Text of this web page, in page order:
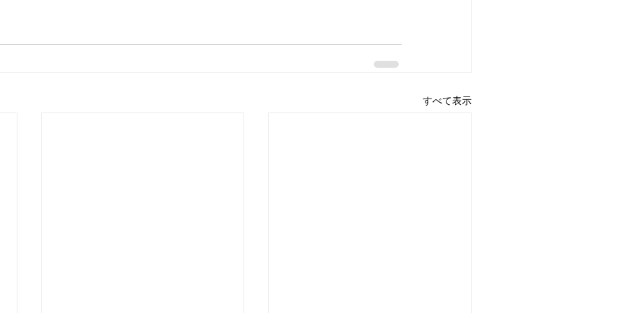
すべて表示